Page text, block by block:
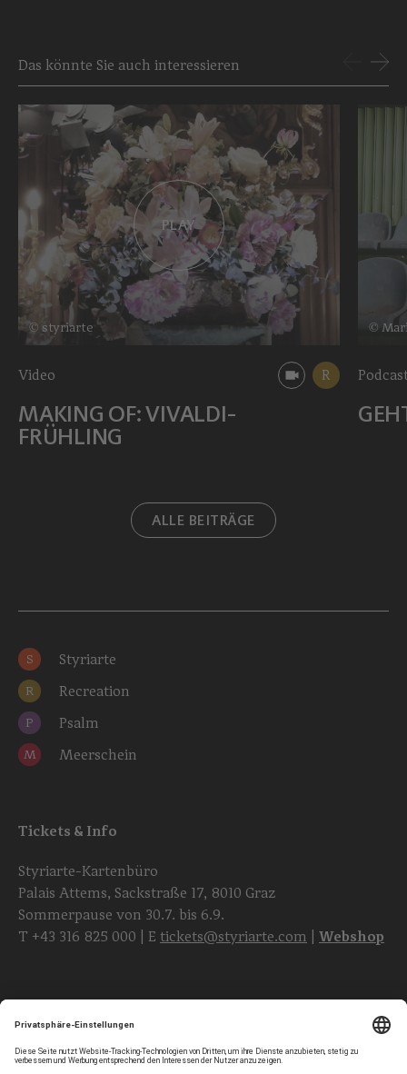
Das könnte Sie auch interessieren
PLAY
© styriarte
Video R
MAKING OF: VIVALDI-
FRÜHLING
©
ALLE BEITRÄGE
S Styriarte
R Recreation
P Psalm
M Meerschein
Tickets & Info
Styriarte-Kartenbüro
Palais Attems, Sackstraße 17, 8010 Graz
Sommerpause von 30.7. bis 6.9.
T +43 316 825 000 | E tickets@styriarte.com Webshop